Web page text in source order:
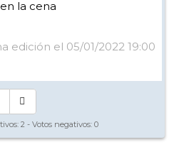
la cena
edición el 05/01/2022 19:00
2 - Votos negativos: 0